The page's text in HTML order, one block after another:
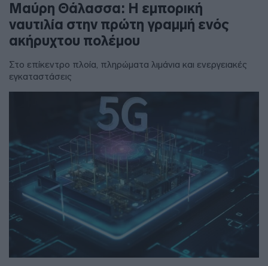
Μαύρη Θάλασσα: Η εμπορική
ναυτιλία στην πρώτη γραμμή ενός
ακήρυχτου πολέμου
Στο επίκεντρο πλοία, πληρώματα λιμάνια και ενεργειακές
εγκαταστάσεις